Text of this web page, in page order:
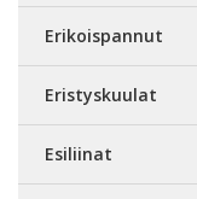
Erikoispannut
Eristyskuulat
Esiliinat